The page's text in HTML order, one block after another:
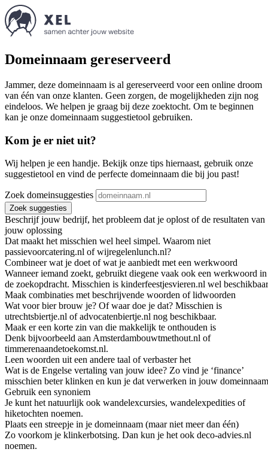
Domeinnaam gereserveerd
Jammer, deze domeinnaam is al gereserveerd voor een online droom
van één van onze klanten. Geen zorgen, de mogelijkheden zijn nog
eindeloos. We helpen je graag bij deze zoektocht. Om te beginnen
kan je onze domeinnaam suggestietool gebruiken.
Kom je er niet uit?
Wij helpen je een handje. Bekijk onze tips hiernaast, gebruik onze
suggestietool en vind de perfecte domeinnaam die bij jou past!
Zoek domeinsuggesties
Zoek suggesties
Beschrijf jouw bedrijf, het probleem dat je oplost of de resultaten van
jouw oplossing
Dat maakt het misschien wel heel simpel. Waarom niet
passievoorcatering.nl of wijregelenlunch.nl?
Combineer wat je doet of wat je aanbiedt met een werkwoord
Wanneer iemand zoekt, gebruikt diegene vaak ook een werkwoord in
de zoekopdracht. Misschien is kinderfeestjesvieren.nl wel
Maak combinaties met beschrijvende woorden of lidwoorden
Wat voor bier brouw je? Of waar doe je dat? Misschien is
utrechtsbiertje.nl of advocatenbiertje.nl nog beschikbaar.
Maak er een korte zin van die makkelijk te onthouden is
Denk bijvoorbeeld aan Amsterdambouwtmethout.nl of
timmerenaandetoekomst.nl.
Leen woorden uit een andere taal of verbaster het
Wat is de Engelse vertaling van jouw idee? Zo vind je ‘finance’
misschien beter klinken en kun je dat verwerken in jouw
Gebruik een synoniem
Je kunt het natuurlijk ook wandelexcursies, wandelexpedities of
hiketochten noemen.
Plaats een streepje in je domeinnaam (maar niet meer dan één)
Zo voorkom je klinkerbotsing. Dan kun je het ook deco-advies.nl
noemen.